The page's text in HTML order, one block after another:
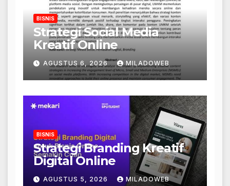
BISNIS
Strategi Social Media
Kreatif Online
AGUSTUS 6, 2026 MILADOWEB
BISNIS
Strategi Branding Kreatif
Digital Online
AGUSTUS 5, 2026 MILADOWEB